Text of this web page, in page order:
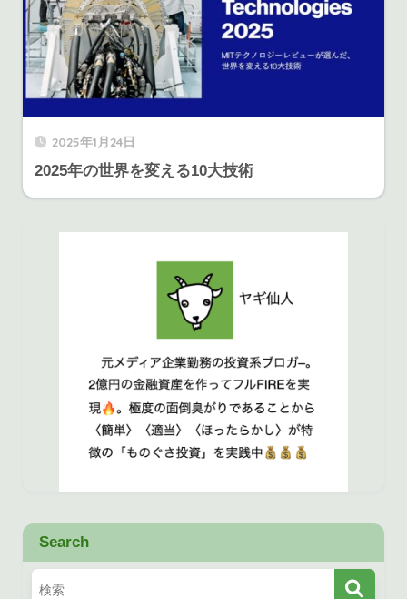
2025年1月24日
2025年の世界を変える10大技術
Search